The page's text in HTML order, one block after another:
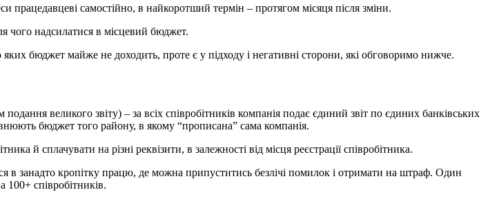
працедавцеві самостійно, в найкоротший термін – протягом місяця після зміни.
чого надсилатися в місцевий бюджет.
бюджет майже не доходить, проте є у підходу і негативні сторони, які обговоримо нижче.
великого звіту) – за всіх співробітників компанія подає єдиний звіт по єдиних банківських
бюджет того району, в якому “прописана” сама компанія.
й сплачувати на різні реквізити, в залежності від місця реєстрації співробітника.
занадто кропітку працю, де можна припуститись безлічі помилок і отримати на штраф. Один
100+ співробітників.